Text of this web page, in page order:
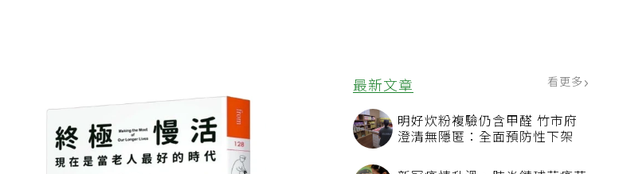
最新文章 看更多
明好炊粉複驗仍含甲醛 竹市府
澄清無隱匿：全面預防性下架